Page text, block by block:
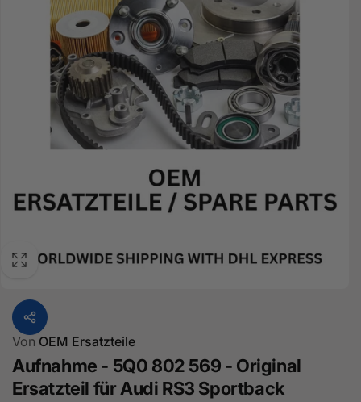
Von OEM Ersatzteile
Aufnahme - 5Q0 802 569 - Original
Ersatzteil für Audi RS3 Sportback